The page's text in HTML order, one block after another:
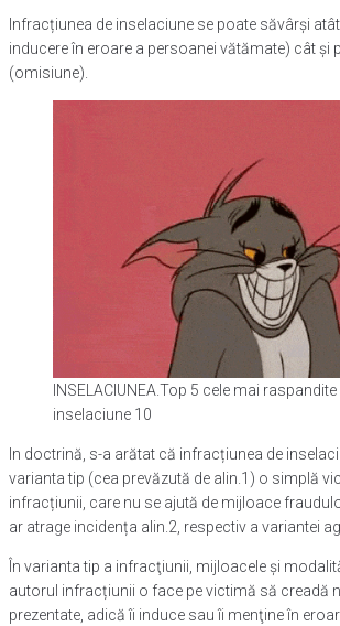
Infracțiunea de inselaciune se poate săvârși
inducere în eroare a persoanei vătămate) cât și
(omisiune).
INSELACIUNEA.Top 5 cele mai
inselaciune 10
In doctrină, s-a arătat că infracțiunea de
varianta tip (cea prevăzută de alin.1) o simplă
infracțiunii, care nu se ajută de mijloace
ar atrage incidența alin.2, respectiv a variantei
În varianta tip a infracţiunii, mijloacele şi
autorul infracțiunii o face pe victimă să creadă
prezentate, adică îi induce sau îi menţine în